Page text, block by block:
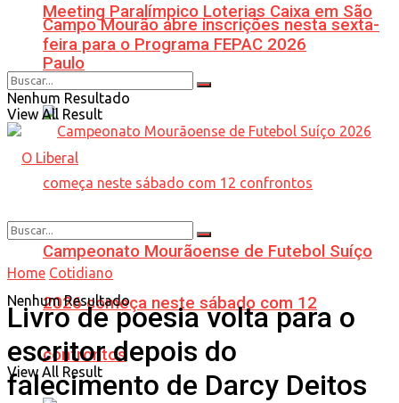
Meeting Paralímpico Loterias Caixa em São
Paulo
Campeonato Mourãoense de Futebol Suíço
2026 começa neste sábado com 12
confrontos
Campo Mourão abre inscrições nesta sexta-
feira para o Programa FEPAC 2026
Nenhum Resultado
View All Result
Nenhum Resultado
View All Result
Home Cotidiano
Livro de poesia volta para o
escritor depois do
falecimento de Darcy Deitos